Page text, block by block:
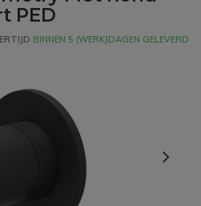
PED
BINNEN 5 (WERK)DAGEN GELEVERD